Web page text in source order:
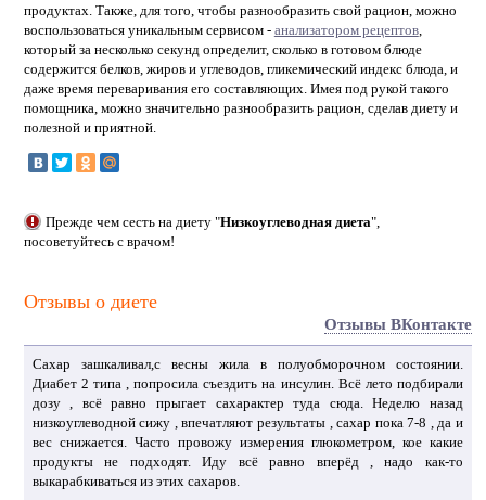
продуктах. Также, для того, чтобы разнообразить свой рацион, можно
воспользоваться уникальным сервисом - анализатором рецептов,
который за несколько секунд определит, сколько в готовом блюде
содержится белков, жиров и углеводов, гликемический индекс блюда, и
даже время переваривания его составляющих. Имея под рукой такого
помощника, можно значительно разнообразить рацион, сделав диету и
полезной и приятной.
Прежде чем сесть на диету "Низкоуглеводная диета",
посоветуйтесь с врачом!
Отзывы о диете
Отзывы ВКонтакте
Сахар зашкаливал,с весны жила в полуобморочном состоянии.
Диабет 2 типа , попросила съездить на инсулин. Всё лето подбирали
дозу , всё равно прыгает сахарактер туда сюда. Неделю назад
низкоуглеводной сижу , впечатляют результаты , сахар пока 7-8 , да и
вес снижается. Часто провожу измерения глюкометром, кое какие
продукты не подходят. Иду всё равно вперёд , надо как-то
выкарабкиваться из этих сахаров.